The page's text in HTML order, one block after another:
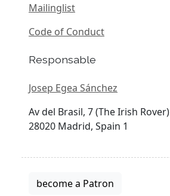
Mailinglist
Code of Conduct
Responsable
Josep Egea Sánchez
Av del Brasil, 7 (The Irish Rover)
28020 Madrid, Spain 1
become a Patron